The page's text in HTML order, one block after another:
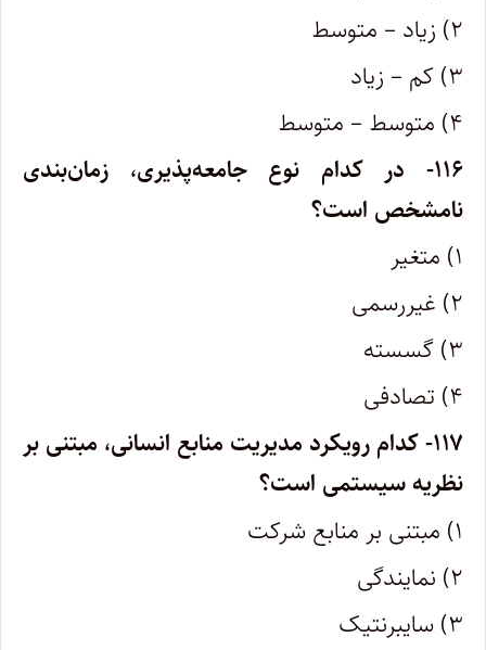
۲) زیاد – متوسط
۳) کم – زیاد
۴) متوسط – متوسط
۱۱۶- در کدام نوع جامعه‌پذیری، زمان‌بندی
نامشخص است؟
۱) متغیر
۲) غیررسمی
۳) گسسته
۴) تصادفی
۱۱۷- کدام رویکرد مدیریت منابع انسانی، مبتنی بر
نظریه سیستمی است؟
۱) مبتنی بر منابع شرکت
۲) نمایندگی
۳) سایبرنتیک